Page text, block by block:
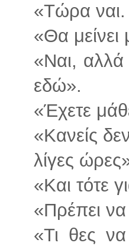
«Τώρα ναι.
«Θα
«Ναι, αλλά
εδώ».
«Έχετε
«Κανείς
λίγες
«Και τότε
«Πρέπει
«Τι θες